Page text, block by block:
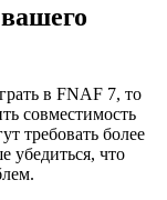
в FNAF 7, то
совместимость
требовать более
убедиться, что